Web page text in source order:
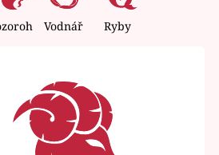
Vodnář Ryby